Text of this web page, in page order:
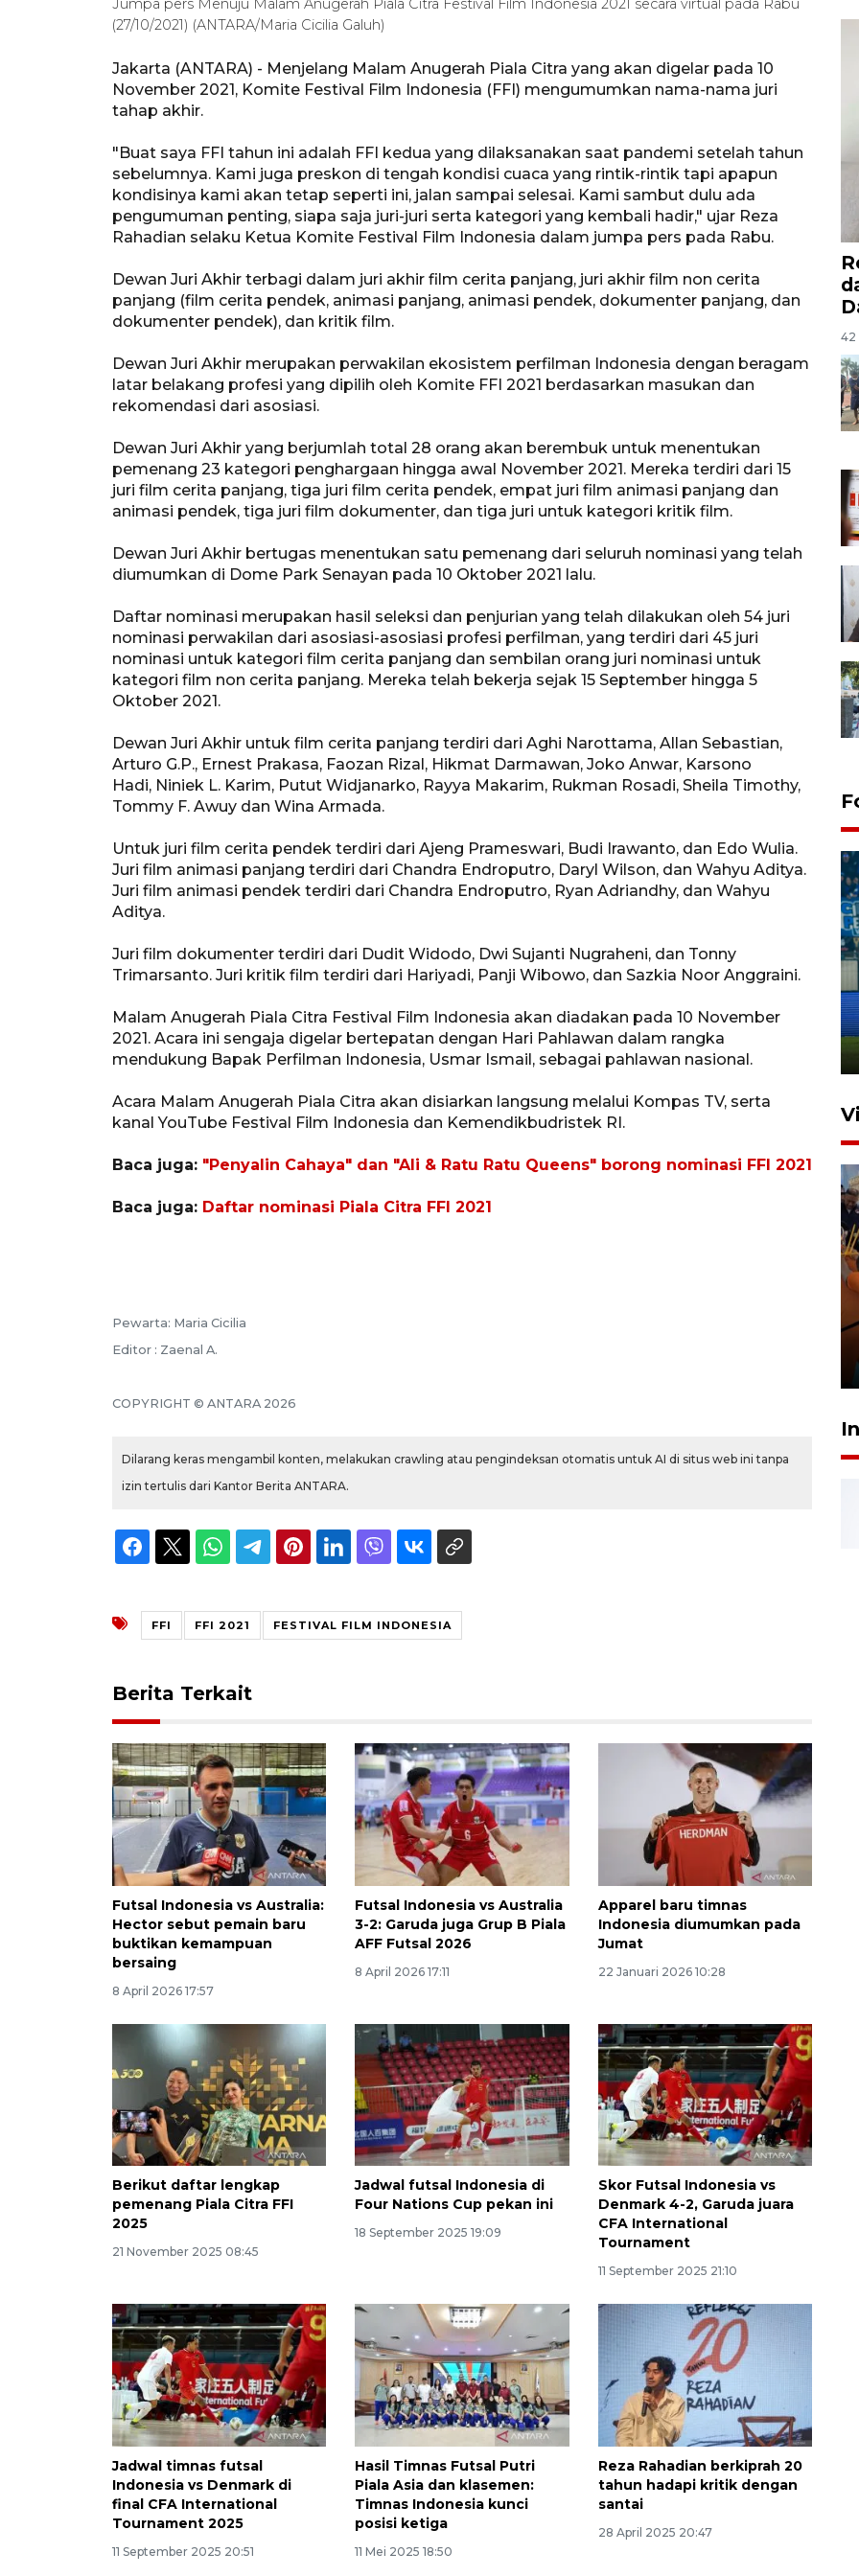
Jumpa pers Menuju Malam Anugerah Piala Citra Festival Film Indonesia 2021 secara virtual pada Rabu
(27/10/2021) (ANTARA/Maria Cicilia Galuh)
Jakarta (ANTARA) - Menjelang Malam Anugerah Piala Citra yang akan digelar pada 10
November 2021, Komite Festival Film Indonesia (FFI) mengumumkan nama-nama juri
tahap akhir.
"Buat saya FFI tahun ini adalah FFI kedua yang dilaksanakan saat pandemi setelah tahun
sebelumnya. Kami juga preskon di tengah kondisi cuaca yang rintik-rintik tapi apapun
kondisinya kami akan tetap seperti ini, jalan sampai selesai. Kami sambut dulu ada
pengumuman penting, siapa saja juri-juri serta kategori yang kembali hadir," ujar Reza
Rahadian selaku Ketua Komite Festival Film Indonesia dalam jumpa pers pada Rabu.
Dewan Juri Akhir terbagi dalam juri akhir film cerita panjang, juri akhir film non cerita
panjang (film cerita pendek, animasi panjang, animasi pendek, dokumenter panjang, dan
dokumenter pendek), dan kritik film.
Dewan Juri Akhir merupakan perwakilan ekosistem perfilman Indonesia dengan beragam
latar belakang profesi yang dipilih oleh Komite FFI 2021 berdasarkan masukan dan
rekomendasi dari asosiasi.
Dewan Juri Akhir yang berjumlah total 28 orang akan berembuk untuk menentukan
pemenang 23 kategori penghargaan hingga awal November 2021. Mereka terdiri dari 15
juri film cerita panjang, tiga juri film cerita pendek, empat juri film animasi panjang dan
animasi pendek, tiga juri film dokumenter, dan tiga juri untuk kategori kritik film.
Dewan Juri Akhir bertugas menentukan satu pemenang dari seluruh nominasi yang telah
diumumkan di Dome Park Senayan pada 10 Oktober 2021 lalu.
Daftar nominasi merupakan hasil seleksi dan penjurian yang telah dilakukan oleh 54 juri
nominasi perwakilan dari asosiasi-asosiasi profesi perfilman, yang terdiri dari 45 juri
nominasi untuk kategori film cerita panjang dan sembilan orang juri nominasi untuk
kategori film non cerita panjang. Mereka telah bekerja sejak 15 September hingga 5
Oktober 2021.
Dewan Juri Akhir untuk film cerita panjang terdiri dari Aghi Narottama, Allan Sebastian,
Arturo G.P., Ernest Prakasa, Faozan Rizal, Hikmat Darmawan, Joko Anwar, Karsono
Hadi, Niniek L. Karim, Putut Widjanarko, Rayya Makarim, Rukman Rosadi, Sheila Timothy,
Tommy F. Awuy dan Wina Armada.
Untuk juri film cerita pendek terdiri dari Ajeng Prameswari, Budi Irawanto, dan Edo Wulia.
Juri film animasi panjang terdiri dari Chandra Endroputro, Daryl Wilson, dan Wahyu Aditya.
Juri film animasi pendek terdiri dari Chandra Endroputro, Ryan Adriandhy, dan Wahyu
Aditya.
Juri film dokumenter terdiri dari Dudit Widodo, Dwi Sujanti Nugraheni, dan Tonny
Trimarsanto. Juri kritik film terdiri dari Hariyadi, Panji Wibowo, dan Sazkia Noor Anggraini.
Malam Anugerah Piala Citra Festival Film Indonesia akan diadakan pada 10 November
2021. Acara ini sengaja digelar bertepatan dengan Hari Pahlawan dalam rangka
mendukung Bapak Perfilman Indonesia, Usmar Ismail, sebagai pahlawan nasional.
Acara Malam Anugerah Piala Citra akan disiarkan langsung melalui Kompas TV, serta
kanal YouTube Festival Film Indonesia dan Kemendikbudristek RI.
Baca juga: "Penyalin Cahaya" dan "Ali & Ratu Ratu Queens" borong nominasi FFI 2021
Baca juga: Daftar nominasi Piala Citra FFI 2021
Pewarta: Maria Cicilia
Editor : Zaenal A.
COPYRIGHT © ANTARA 2026
Dilarang keras mengambil konten, melakukan crawling atau pengindeksan otomatis untuk AI di situs web ini tanpa
izin tertulis dari Kantor Berita ANTARA.
FFI FFI 2021 FESTIVAL FILM INDONESIA
Berita Terkait
Futsal Indonesia vs Australia:
Hector sebut pemain baru
buktikan kemampuan
bersaing
8 April 2026 17:57
Futsal Indonesia vs Australia
3-2: Garuda juga Grup B Piala
AFF Futsal 2026
8 April 2026 17:11
Apparel baru timnas
Indonesia diumumkan pada
Jumat
22 Januari 2026 10:28
Berikut daftar lengkap
pemenang Piala Citra FFI
2025
21 November 2025 08:45
Jadwal futsal Indonesia di
Four Nations Cup pekan ini
18 September 2025 19:09
Skor Futsal Indonesia vs
Denmark 4-2, Garuda juara
CFA International
Tournament
11 September 2025 21:10
Jadwal timnas futsal
Indonesia vs Denmark di
final CFA International
Tournament 2025
11 September 2025 20:51
Hasil Timnas Futsal Putri
Piala Asia dan klasemen:
Timnas Indonesia kunci
posisi ketiga
11 Mei 2025 18:50
Reza Rahadian berkiprah 20
tahun hadapi kritik dengan
santai
28 April 2025 20:47
42
Penutupan latihan bela negara
Balikpapan
160 ribu sambungan baru
jaringan gas 2026
2026-08-07 18:00:00